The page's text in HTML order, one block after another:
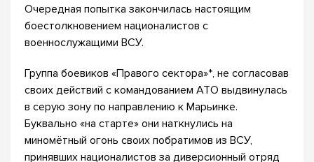
Очередная попытка закончилась настоящим
боестолкновением националистов с
военнослужащими ВСУ.
Группа боевиков «Правого сектора»*, не согласовав
своих действий с командованием АТО выдвинулась
в серую зону по направлению к Марьинке.
Буквально «на старте» они наткнулись на
миномётный огонь своих побратимов из ВСУ,
принявших националистов за диверсионный отряд